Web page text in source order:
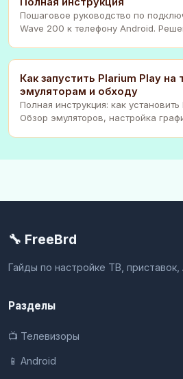
Пошаговое руководство по
Wave 200 к телефону Android.
Как запустить Plarium Play
эмуляторам и обходу
Полная инструкция: как
Обзор эмуляторов, настройка
🔧 FreeBrd
Гайды по настройке ТВ,
Разделы
📺 Телевизоры
📱 Android